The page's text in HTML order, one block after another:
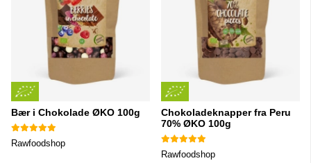
Bær i Chokolade ØKO 100g
Rawfoodshop
Chokoladeknapper fra Peru
70% ØKO 100g
Rawfoodshop